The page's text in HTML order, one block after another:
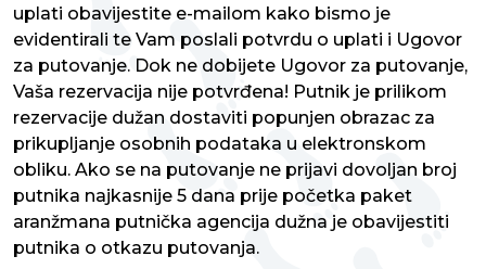
uplati obavijestite e-mailom kako bismo je
evidentirali te Vam poslali potvrdu o uplati i Ugovor
za putovanje. Dok ne dobijete Ugovor za putovanje,
Vaša rezervacija nije potvrđena! Putnik je prilikom
rezervacije dužan dostaviti popunjen obrazac za
prikupljanje osobnih podataka u elektronskom
obliku. Ako se na putovanje ne prijavi dovoljan broj
putnika najkasnije 5 dana prije početka paket
aranžmana putnička agencija dužna je obavijestiti
putnika o otkazu putovanja.